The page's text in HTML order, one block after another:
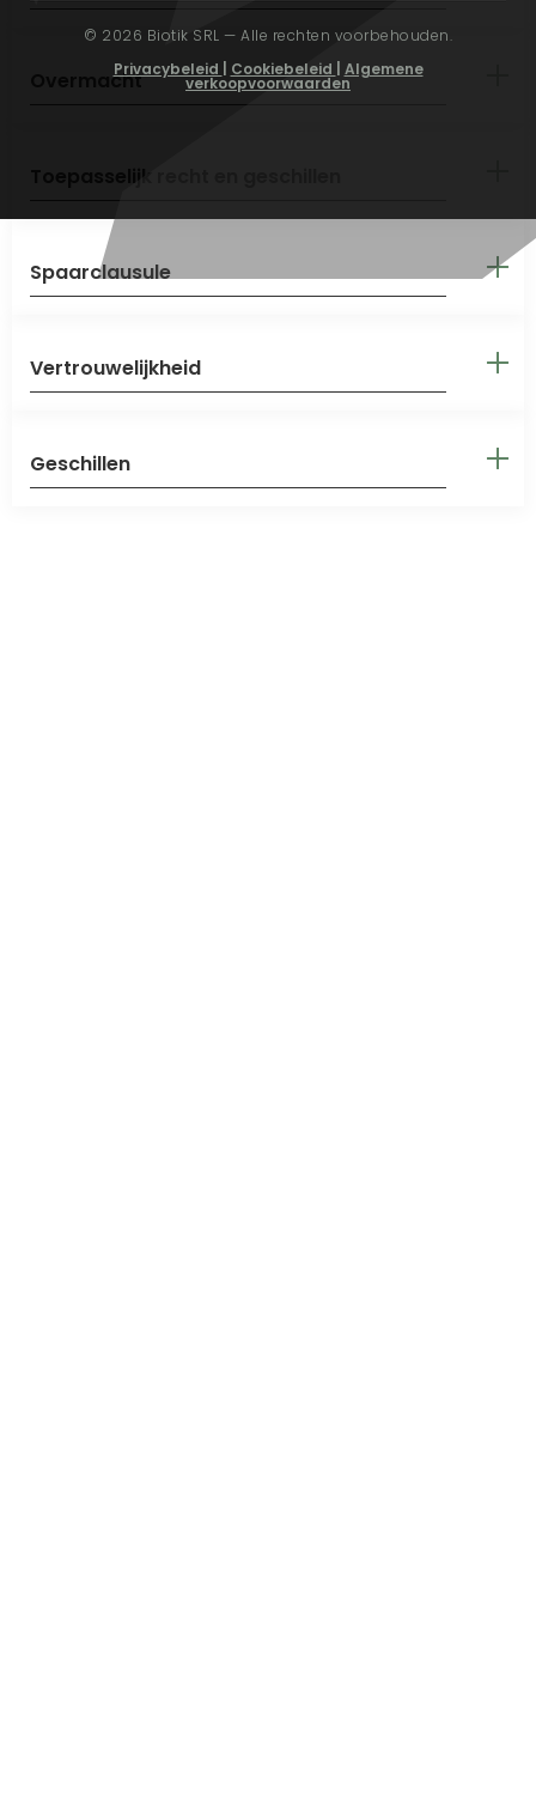
Overmacht
Toepasselijk recht en geschillen
Spaarclausule
Vertrouwelijkheid
Geschillen
© 2026 Biotik SRL — Alle rechten voorbehouden.
Privacybeleid
Cookiebeleid Algemene
verkoopvoorwaarden